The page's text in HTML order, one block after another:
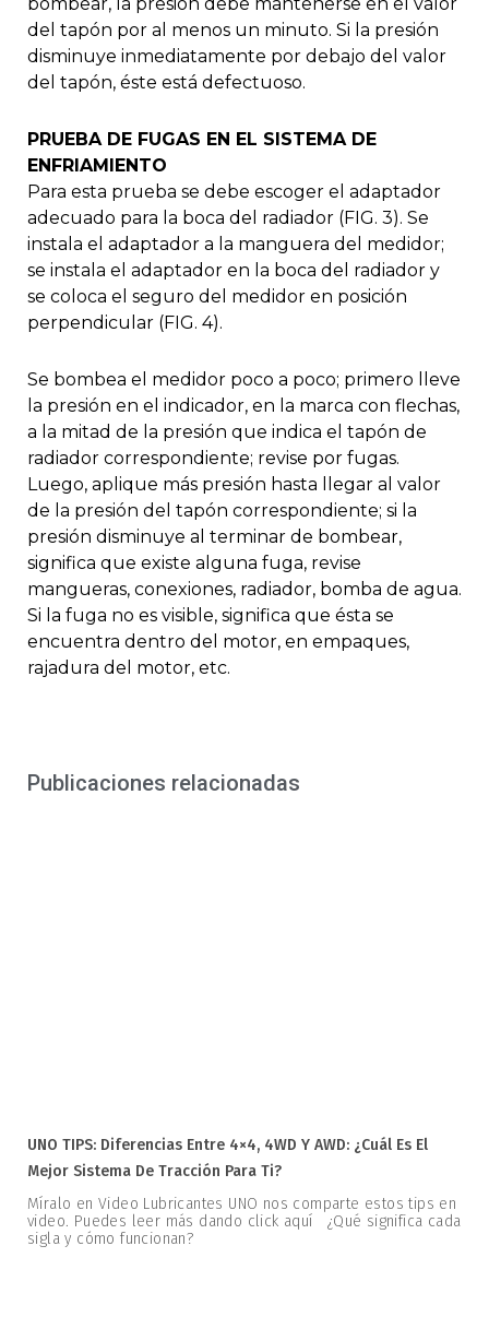
del tapón por al menos un minuto. Si la presión
disminuye inmediatamente por debajo del valor
del tapón, éste está defectuoso.
PRUEBA DE FUGAS EN EL SISTEMA DE
ENFRIAMIENTO
Para esta prueba se debe escoger el adaptador
adecuado para la boca del radiador (FIG. 3). Se
instala el adaptador a la manguera del medidor;
se instala el adaptador en la boca del radiador y
se coloca el seguro del medidor en posición
perpendicular (FIG. 4).
Se bombea el medidor poco a poco; primero lleve
la presión en el indicador, en la marca con flechas,
a la mitad de la presión que indica el tapón de
radiador correspondiente; revise por fugas.
Luego, aplique más presión hasta llegar al valor
de la presión del tapón correspondiente; si la
presión disminuye al terminar de bombear,
significa que existe alguna fuga, revise
mangueras, conexiones, radiador, bomba de agua.
Si la fuga no es visible, significa que ésta se
encuentra dentro del motor, en empaques,
rajadura del motor, etc.
Publicaciones relacionadas
UNO TIPS: Diferencias Entre 4×4, 4WD Y AWD: ¿Cuál Es El
Mejor Sistema De Tracción Para Ti?
Míralo en Video Lubricantes UNO nos comparte estos tips en
video. Puedes leer más dando click aquí ¿Qué significa cada
sigla y cómo funcionan?